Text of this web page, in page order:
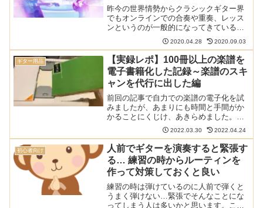
について
昨今の世界情勢からクラシックギター界
でもオンラインでの合奏や重奏、レッス
ンというのが一般的になってきているよ
うです。しかしながら、いろいろな手段
や機材、アプリがあってどれがいいのか
わからないのではないでしょうか。この
記事ではどのような機材や...
2020.04.28 2020.09.03
ギター用品
【実録レポ】100冊以上の楽譜を
電子書籍化した記録～楽譜のスキ
ャンを代行に出した編
前回の記事で自力での楽譜の電子化を試
みましたが、あまりにも時間と手間がか
かることにくじけ、あきらめました。そ
こで残りの楽譜をスキャン代行サービス
に出すことに。その経緯と使った業者に
ついて解説します。本サイトの電子楽譜
に関する記事は以下でまと...
2022.03.30 2022.04.24
初心者向け
人前でギターを演奏すると緊張す
る… 練習の時からルーティンを
作って対策しておくと良い
練習の時は弾けているのに人前で弾くと
うまく弾けない…緊張でそんなことにな
ってしまう人は多いかと思います。これ